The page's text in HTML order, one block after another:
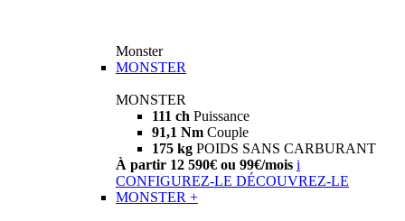
Monster
MONSTER
MONSTER
111 ch Puissance
91,1 Nm Couple
175 kg POIDS SANS CARBURANT
À partir 12 590€ ou 99€/mois i
CONFIGUREZ-LE DÉCOUVREZ-LE
MONSTER +